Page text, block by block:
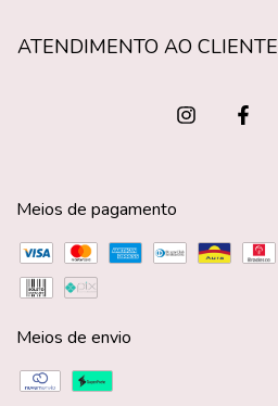
ATENDIMENTO AO CLIENTE
Meios de pagamento
Meios de envio